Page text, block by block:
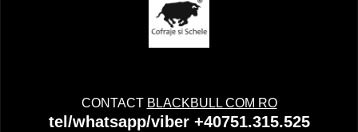
CONTACT BLACKBULL COM RO
tel/whatsapp/viber +40751.315.525